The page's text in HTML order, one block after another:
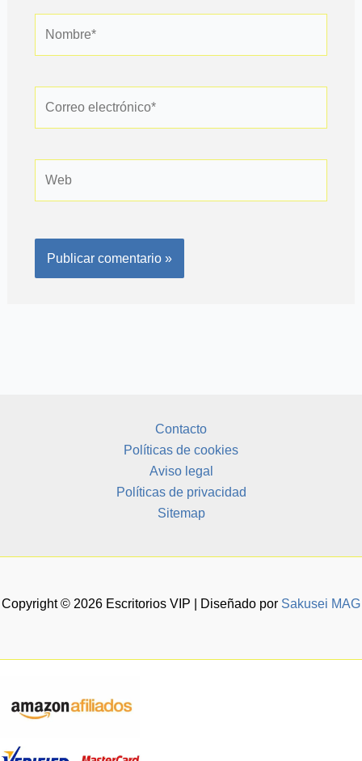
Contacto
Políticas de cookies
Aviso legal
Políticas de privacidad
Sitemap
Copyright © 2026 Escritorios VIP | Diseñado por Sakusei MAG